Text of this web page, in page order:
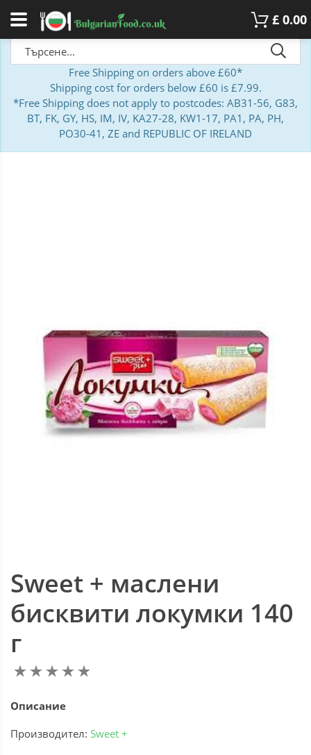
£ 0.00
Free Shipping on orders above £60*
Shipping cost for orders below £60 is £7.99.
*Free Shipping does not apply to postcodes: AB31-56, G83,
BT, FK, GY, HS, IM, IV, KA27-28, KW1-17, PA1, PA, PH,
PO30-41, ZE and REPUBLIC OF IRELAND
Sweet + маслени
бисквити локумки 140
г
Описание
Производител: Sweet +